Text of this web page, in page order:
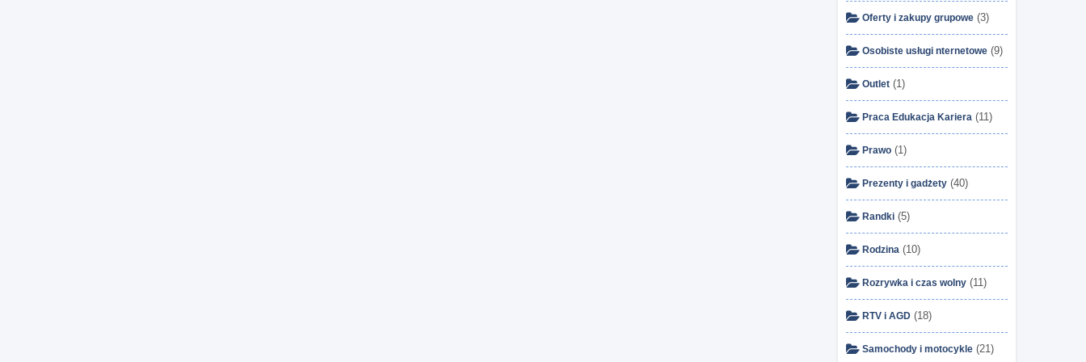
Oferty i zakupy grupowe (3)
Osobiste usługi nternetowe (9)
Outlet (1)
Praca Edukacja Kariera (11)
Prawo (1)
Prezenty i gadżety (40)
Randki (5)
Rodzina (10)
Rozrywka i czas wolny (11)
RTV i AGD (18)
Samochody i motocykle (21)